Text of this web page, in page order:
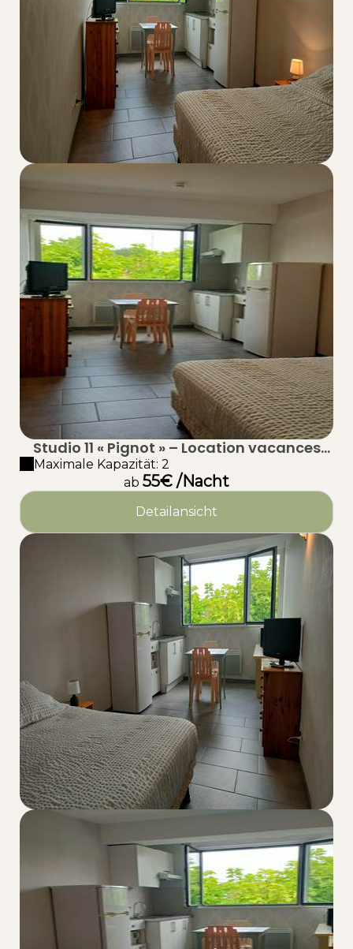
Studio 11 « Pignot » – Location vacances
proche plage à Taussat (Lanton) – Bassin
d’Arcachon
Maximale Kapazität: 2
ab 55€ /Nacht
Detailansicht